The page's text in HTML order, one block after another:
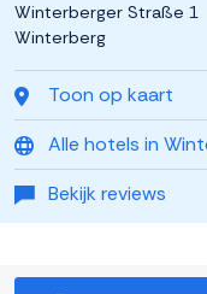
Toon op kaart
Alle hotels in
Bekijk reviews
Winterberger Straße 1
Winterberg